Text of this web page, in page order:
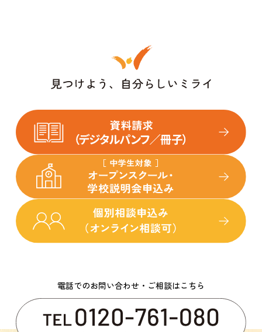
電話でのお問い合わせ・ご相談はこちら